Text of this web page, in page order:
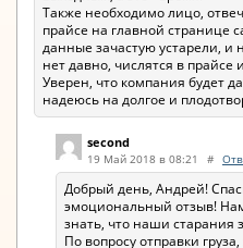
Также необходимо лицо,
прайсе на главной странице
данные зачастую устарели, и
нет давно, числятся в прайсе
Уверен, что компания будет
надеюсь на долгое и
second
19 Май 2018 в 08:21 #
Добрый день, Андрей!
эмоциональный отзыв!
знать, что наши старания
По вопросу отправки